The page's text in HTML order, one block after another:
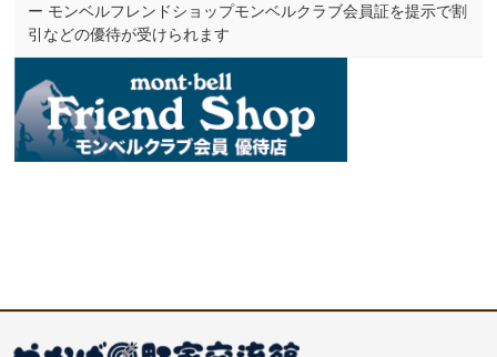
ー モンベルフレンドショップモンベルクラブ会員証を提示で割
引などの優待が受けられます